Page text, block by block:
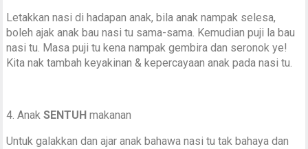
Letakkan nasi di hadapan anak, bila anak nampak selesa,
boleh ajak anak bau nasi tu sama-sama. Kemudian puji la bau
nasi tu. Masa puji tu kena nampak gembira dan seronok ye!
Kita nak tambah keyakinan & kepercayaan anak pada nasi tu.
4. AnakSENTUHmakanan
Untuk galakkan dan ajar anak bahawa nasi tu tak bahaya dan